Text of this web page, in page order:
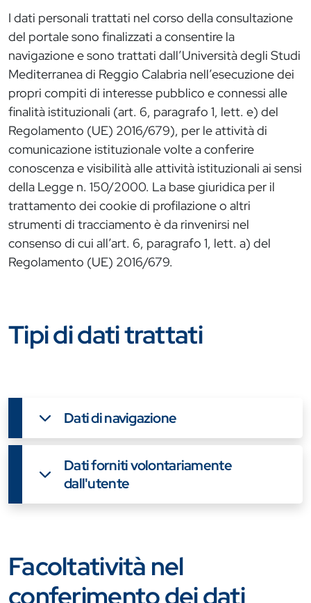
I dati personali trattati nel corso della consultazione
del portale sono finalizzati a consentire la
navigazione e sono trattati dall’Università degli Studi
Mediterranea di Reggio Calabria nell’esecuzione dei
propri compiti di interesse pubblico e connessi alle
finalità istituzionali (art. 6, paragrafo 1, lett. e) del
Regolamento (UE) 2016/679), per le attività di
comunicazione istituzionale volte a conferire
conoscenza e visibilità alle attività istituzionali ai sensi
della Legge n. 150/2000. La base giuridica per il
trattamento dei cookie di profilazione o altri
strumenti di tracciamento è da rinvenirsi nel
consenso di cui all’art. 6, paragrafo 1, lett. a) del
Regolamento (UE) 2016/679.
Tipi di dati trattati
Dati di navigazione
Dati forniti volontariamente
dall'utente
Facoltatività nel
conferimento dei dati